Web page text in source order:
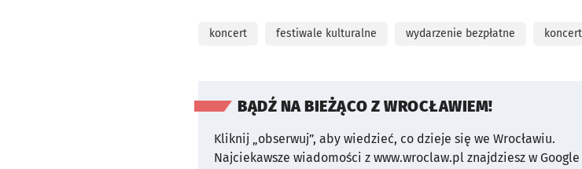
koncert festiwale kulturalne wydarzenie bezpłatne
BĄDŹ NA BIEŻĄCO Z WROCŁAWIEM!
Kliknij „obserwuj”, aby wiedzieć, co dzieje się we Wrocławiu.
Najciekawsze wiadomości z www.wroclaw.pl znajdziesz w Google